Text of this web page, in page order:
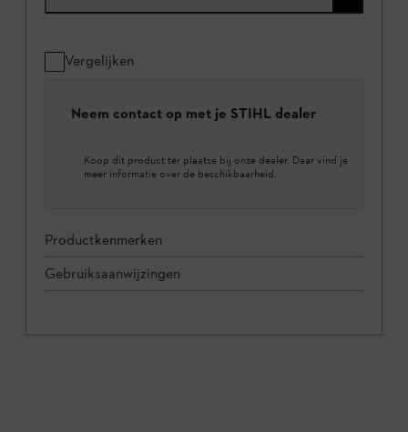
Vergelijken
Neem contact op met je STIHL dealer
Koop dit product ter plaatse bij onze dealer. Daar vind je
meer informatie over de beschikbaarheid.
Productkenmerken
Gebruiksaanwijzingen